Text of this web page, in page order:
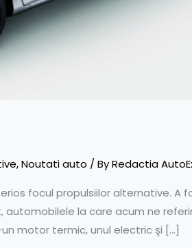
,Noutati auto / ByRedactia
focul propulsiilor alternative. A
la care acum ne
motor termic, unul electric şi […]